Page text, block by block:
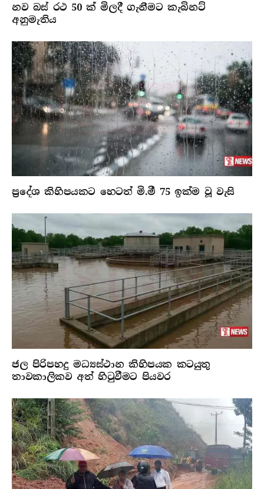
නව බස් රථ 50 ක් මිලදී ගැනීමට කැබිනට්
අනුමැතිය
ප්‍රදේශ කිහිපයකට හෙටත් මි.මී 75 ඉක්ම වූ වැසි
ජල පිරිපහදු මධ්‍යස්ථාන කිහිපයක කටයුතු
තාවකාලිකව අත් හිටුවීමට පියවර